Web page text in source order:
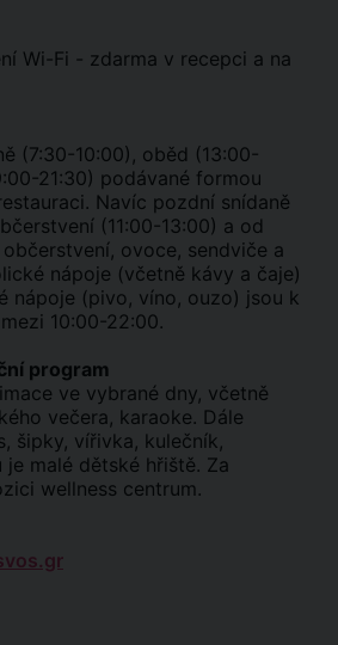
Wi-Fi - zdarma v recepci a na
(7:30-10:00), oběd (13:00-
21:30) podávané formou
Navíc pozdní snídaně
(11:00-13:00) a od
ovoce, sendviče a
nápoje (včetně kávy a čaje)
nápoje (pivo, víno, ouzo) jsou k
10:00-22:00.
program
ve vybrané dny, včetně
večera, karaoke. Dále
šipky, vířivka, kulečník,
malé dětské hřiště. Za
wellness centrum.